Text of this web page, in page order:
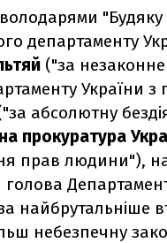
департаменту
("за
України
абсолютну
прокуратура
прав людини"),
голова
найбрутальніше
небезпечну